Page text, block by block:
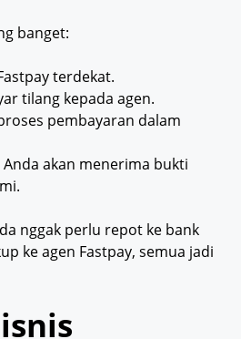
banget:
terdekat.
tilang kepada agen.
pembayaran dalam
akan menerima bukti
nggak perlu repot ke bank
ke agen Fastpay, semua jadi